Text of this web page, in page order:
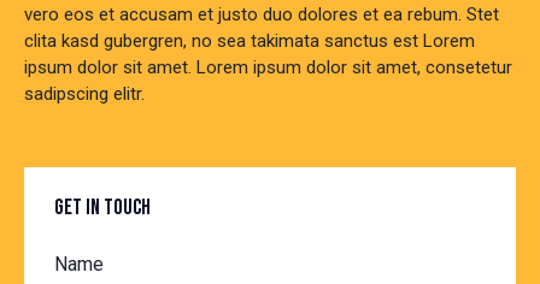
vero eos et accusam et justo duo dolores et ea rebum. Stet
clita kasd gubergren, no sea takimata sanctus est Lorem
ipsum dolor sit amet. Lorem ipsum dolor sit amet, consetetur
sadipscing elitr.
GET IN TOUCH